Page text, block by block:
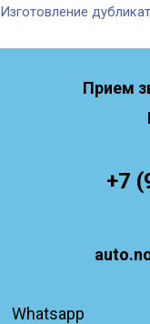
Изготовление
Прием
+7
Whatsapp